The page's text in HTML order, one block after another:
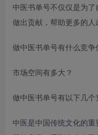
中医书单号不仅仅是为
做出贡献，帮助更多的人
做中医书单号有什么竞争
市场空间有多大？
做中医书单号有以下几个
中医是中国传统文化的